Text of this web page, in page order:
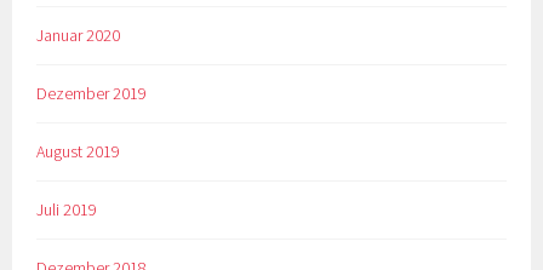
Januar 2020
Dezember 2019
August 2019
Juli 2019